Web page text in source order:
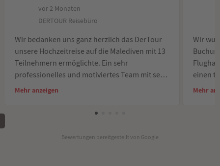
vor 2 Monaten
DERTOUR Reisebüro
Wir bedanken uns ganz herzlich das DerTour
unsere Hochzeitreise auf die Malediven mit 13
Teilnehmern ermöglichte. Ein sehr
professionelles und motiviertes Team mit sehr
schneller Kommunikation und Rückmeldung.
Neudecker, Frau Göhring und Frau
vielen lieben Dank für all Eure Unterstützung!
Mehr anzeigen
Wir
einen
Mehr
Bewertungen bereitgestellt von Google